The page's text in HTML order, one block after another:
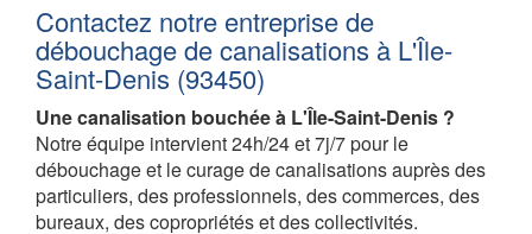
Contactez notre entreprise de
débouchage de canalisations à L'Île-
Saint-Denis (93450)
Une canalisation bouchée à L'Île-Saint-Denis ?
Notre équipe intervient 24h/24 et 7j/7 pour le
débouchage et le curage de canalisations auprès des
particuliers, des professionnels, des commerces, des
bureaux, des copropriétés et des collectivités.